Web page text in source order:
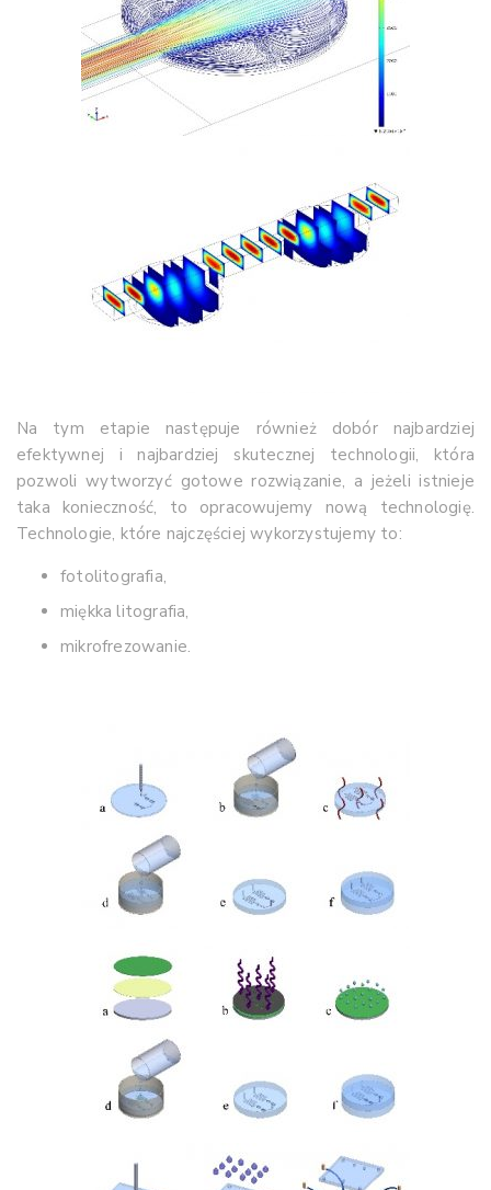
Na tym etapie następuje również dobór najbardziej
efektywnej i najbardziej skutecznej technologii, która
pozwoli wytworzyć gotowe rozwiązanie, a jeżeli istnieje
taka konieczność, to opracowujemy nową technologię.
Technologie, które najczęściej wykorzystujemy to:
fotolitografia,
miękka litografia,
mikrofrezowanie.